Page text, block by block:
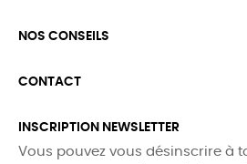
NOS CONSEILS
CONTACT
INSCRIPTION NEWSLETTER
Vous pouvez vous désinscrire à